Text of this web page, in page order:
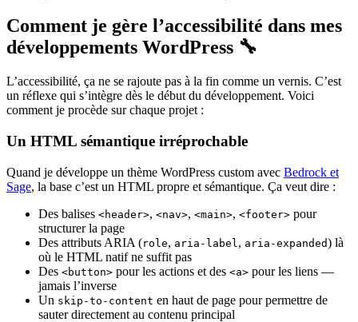
Comment je gère l’accessibilité dans mes
développements WordPress 🔧
L’accessibilité, ça ne se rajoute pas à la fin comme un vernis. C’est
un réflexe qui s’intègre dès le début du développement. Voici
comment je procède sur chaque projet :
Un HTML sémantique irréprochable
Quand je développe un thème WordPress custom avec Bedrock et
Sage, la base c’est un HTML propre et sémantique. Ça veut dire :
Des balises <header>, <nav>, <main>, <footer> pour
structurer la page
Des attributs ARIA (role, aria-label , aria-expanded) là
où le HTML natif ne suffit pas
Des <button> pour les actions et des <a> pour les liens —
jamais l’inverse
Un skip-to-content en haut de page pour permettre de
sauter directement au contenu principal